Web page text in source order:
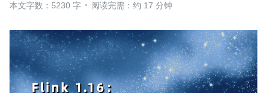
本文字数：5230 字
阅读完需：约 17 分钟